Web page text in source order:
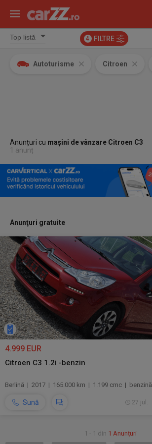
4 FILTRE
Autoturisme Citroen
Anunțuri cu mașini de vânzare Citroen C3
1 anunț
Anunţuri gratuite
4.999 EUR
Citroen C3 1.2i -benzin
Berlină | 2017 | 165.000 km | 1.199 cmc | benzină
Sună 27 jul.
1 - 1 din 1 Anunțuri